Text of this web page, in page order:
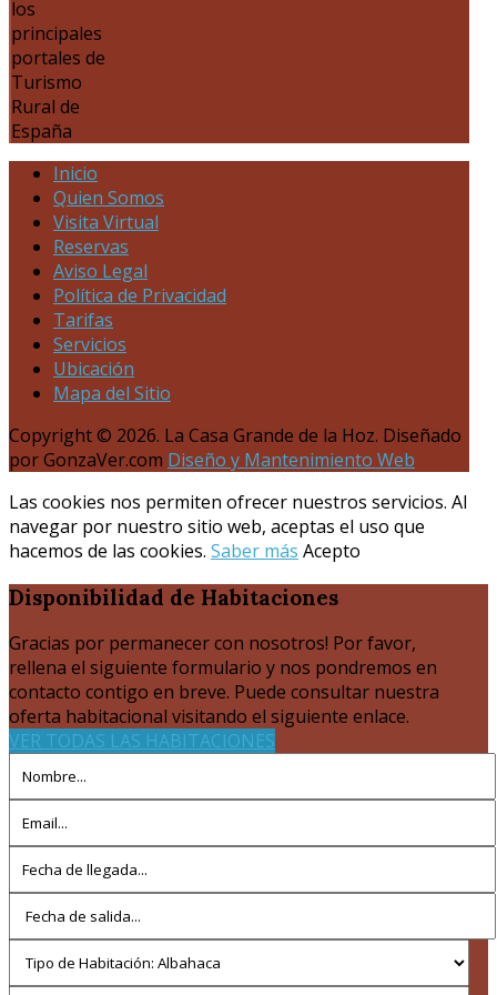
los
principales
portales de
Turismo
Rural de
España
Inicio
Quien Somos
Visita Virtual
Reservas
Aviso Legal
Política de Privacidad
Tarifas
Servicios
Ubicación
Mapa del Sitio
Copyright © 2026. La Casa Grande de la Hoz. Diseñado
por GonzaVer.com Diseño y Mantenimiento Web
Las cookies nos permiten ofrecer nuestros servicios. Al
navegar por nuestro sitio web, aceptas el uso que
hacemos de las cookies. Saber más Acepto
Disponibilidad de Habitaciones
Gracias por permanecer con nosotros! Por favor,
rellena el siguiente formulario y nos pondremos en
contacto contigo en breve. Puede consultar nuestra
oferta habitacional visitando el siguiente enlace.
VER TODAS LAS HABITACIONES